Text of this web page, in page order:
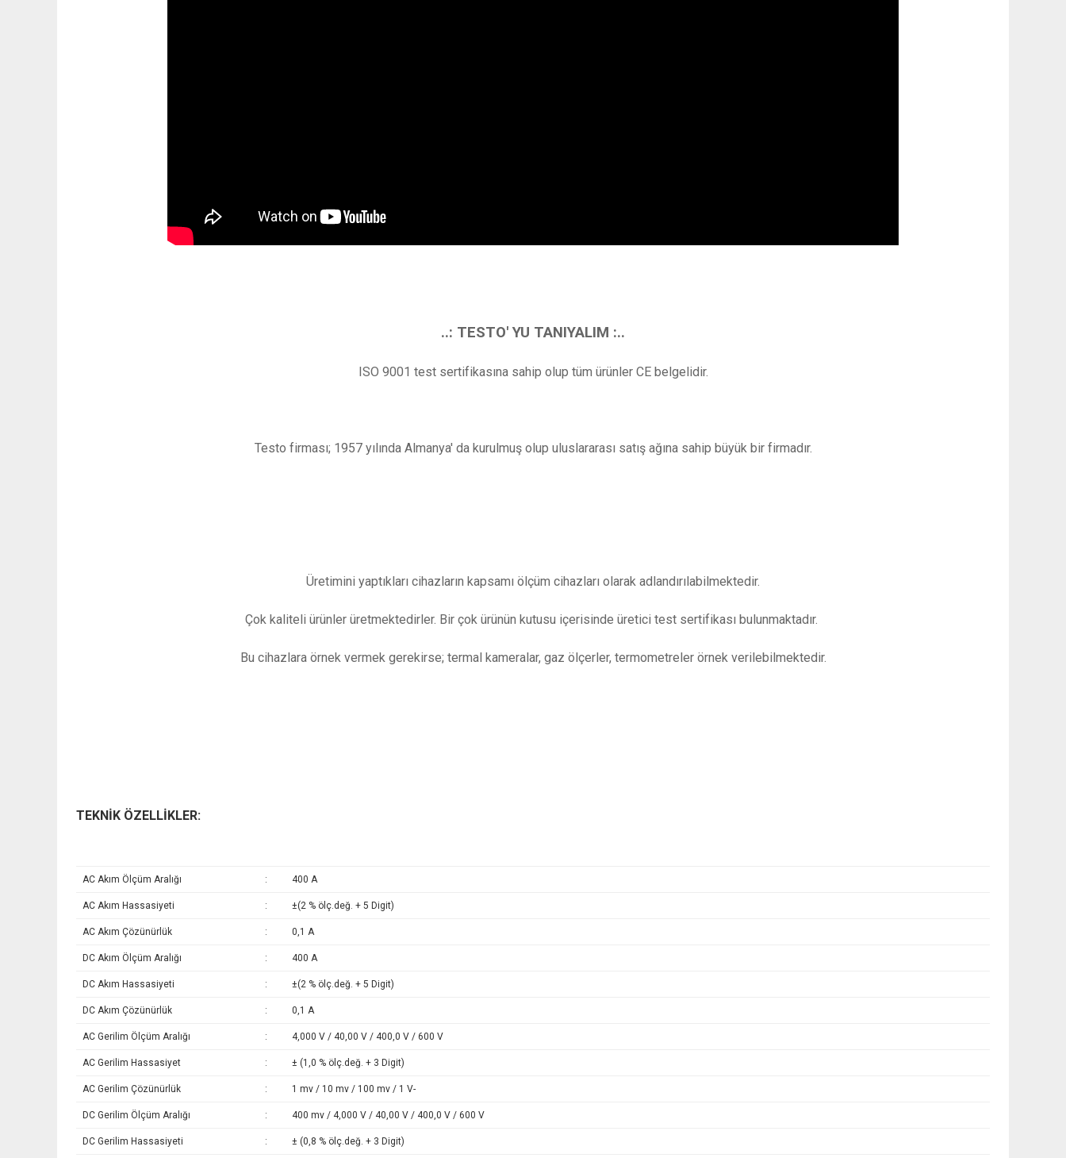
..: TESTO' YU TANIYALIM :..
ISO 9001 test sertifikasına sahip olup tüm ürünler CE belgelidir.
Testo firması; 1957 yılında Almanya' da kurulmuş olup uluslararası satış ağına sahip büyük bir firmadır.
Üretimini yaptıkları cihazların kapsamı ölçüm cihazları olarak adlandırılabilmektedir.
Çok kaliteli ürünler üretmektedirler. Bir çok ürünün kutusu içerisinde üretici test sertifikası bulunmaktadır.
Bu cihazlara örnek vermek gerekirse; termal kameralar, gaz ölçerler, termometreler örnek verilebilmektedir.
TEKNİK ÖZELLİKLER:
AC Akım Ölçüm Aralığı : 400 A
AC Akım Hassasiyeti : ±(2 % ölç.değ. + 5 Digit)
AC Akım Çözünürlük : 0,1 A
DC Akım Ölçüm Aralığı : 400 A
DC Akım Hassasiyeti : ±(2 % ölç.değ. + 5 Digit)
DC Akım Çözünürlük : 0,1 A
AC Gerilim Ölçüm Aralığı : 4,000 V / 40,00 V / 400,0 V / 600 V
AC Gerilim Hassasiyet : ± (1,0 % ölç.değ. + 3 Digit)
AC Gerilim Çözünürlük : 1 mv / 10 mv / 100 mv / 1 V-
DC Gerilim Ölçüm Aralığı : 400 mv / 4,000 V / 40,00 V / 400,0 V / 600 V
DC Gerilim Hassasiyeti : ± (0,8 % ölç.değ. + 3 Digit)